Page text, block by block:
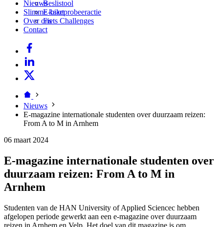
Beslistool
E-bikeprobeeractie
Fiets Challenges
Nieuws
Slimme kaart
Over ons
Contact
Nieuws
E-magazine internationale studenten over duurzaam reizen:
From A to M in Arnhem
06 maart 2024
E-magazine internationale studenten over
duurzaam reizen: From A to M in
Arnhem
Studenten van de HAN University of Applied Sciencec hebben
afgelopen periode gewerkt aan een e-magazine over duurzaam
reizen in Arnhem en Velp. Het doel van dit magazine is om